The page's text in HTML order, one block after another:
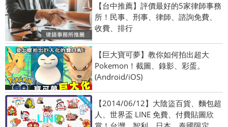
【台中推薦】評價最好的5家律師事務
所！民事、刑事、律師、諮詢免費、
收費、排行
【巨大寶可夢】教你如何拍出超大
Pokemon！截圖、錄影、彩蛋。
(Android/iOS)
【2014/06/12】大陰盜百貨、麵包超
人、世界盃 LINE 免費、付費貼圖欣